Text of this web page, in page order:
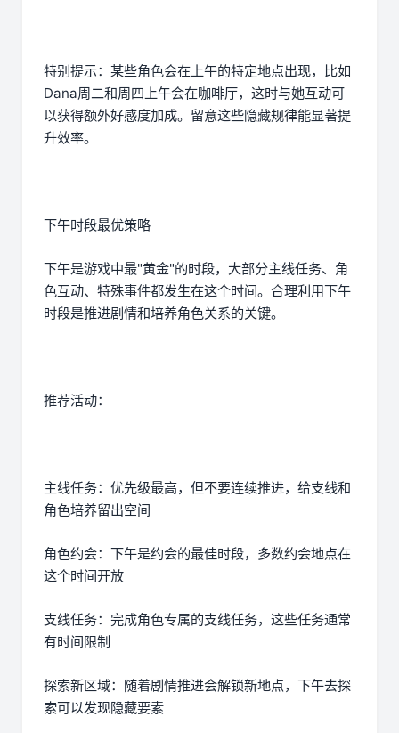
特别提示：某些角色会在上午的特定地点出现，比如
Dana周二和周四上午会在咖啡厅，这时与她互动可
以获得额外好感度加成。留意这些隐藏规律能显著提
升效率。
下午时段最优策略
下午是游戏中最"黄金"的时段，大部分主线任务、角
色互动、特殊事件都发生在这个时间。合理利用下午
时段是推进剧情和培养角色关系的关键。
推荐活动：
主线任务：优先级最高，但不要连续推进，给支线和
角色培养留出空间
角色约会：下午是约会的最佳时段，多数约会地点在
这个时间开放
支线任务：完成角色专属的支线任务，这些任务通常
有时间限制
探索新区域：随着剧情推进会解锁新地点，下午去探
索可以发现隐藏要素